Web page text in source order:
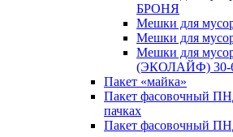
БРОНЯ
Мешки для
Мешки для
Мешки для
(ЭКОЛАЙФ) 30-
Пакет «майка»
Пакет фасовочный
пачках
Пакет фасовочный